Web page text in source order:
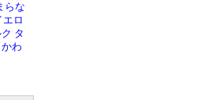
らな
エロ
タ
かわ